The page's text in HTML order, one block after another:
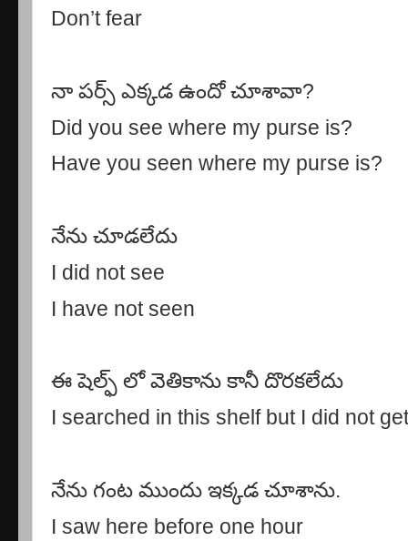
Don’t fear
నా పర్స్ ఎక్కడ ఉందో చూశావా?
Did you see where my purse is?
Have you seen where my purse is?
నేను చూడలేదు
I did not see
I have not seen
ఈ షెల్ఫ్ లో వెతికాను కానీ దొరకలేదు
I searched in this shelf but I did not get
నేను గంట ముందు ఇక్కడ చూశాను.
I saw here before one hour